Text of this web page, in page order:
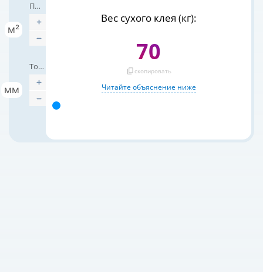
Площадь поверхности
м²
Толщина слоя
мм
Вес сухого клея (кг):
70
content_copyскопировать
Читайте объяснение ниже